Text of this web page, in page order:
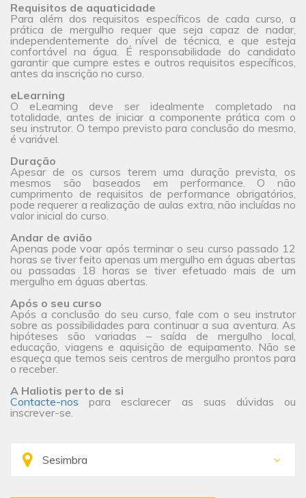
Requisitos de aquaticidade
Para além dos requisitos específicos de cada curso, a
prática de mergulho requer que seja capaz de nadar,
independentemente do nível de técnica, e que esteja
confortável na água. É responsabilidade do candidato
garantir que cumpre estes e outros requisitos específicos,
antes da inscrição no curso.
eLearning
O eLearning deve ser idealmente completado na
totalidade, antes de iniciar a componente prática com o
seu instrutor. O tempo previsto para conclusão do mesmo,
é variável.
Duração
Apesar de os cursos terem uma duração prevista, os
mesmos são baseados em performance. O não
cumprimento de requisitos de performance obrigatórios,
pode requerer a realização de aulas extra, não incluídas no
valor inicial do curso.
Andar de avião
Apenas pode voar após terminar o seu curso passado 12
horas se tiver feito apenas um mergulho em águas abertas
ou passadas 18 horas se tiver efetuado mais de um
mergulho em águas abertas.
Após o seu curso
Após a conclusão do seu curso, fale com o seu instrutor
sobre as possibilidades para continuar a sua aventura. As
hipóteses são variadas – saída de mergulho local,
educação, viagens e aquisição de equipamento. Não se
esqueça que temos seis centros de mergulho prontos para
o receber.
A Haliotis perto de si
Contacte-nos para esclarecer as suas dúvidas ou
inscrever-se.